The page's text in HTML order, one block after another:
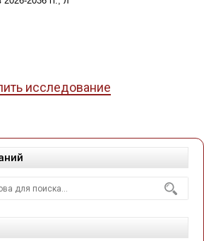
исследование